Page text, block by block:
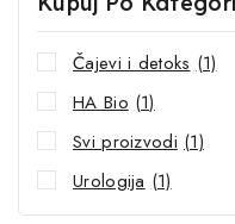
Čajevi i detoks (1)
HA Bio (1)
Svi proizvodi (1)
Urologija (1)